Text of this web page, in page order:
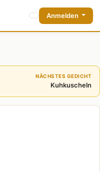
Anmelden
NÄCHSTES GEDICHT
Kuhkuscheln